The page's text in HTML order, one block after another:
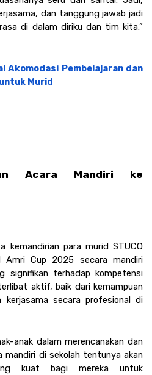
dan tanggung jawab jadi
di dalam diriku dan tim kita.”
Akomodasi Pembelajaran dan
Murid
Acara Mandiri ke
kemandirian para murid STUCO
Amri Cup 2025 secara mandiri
signifikan terhadap kompetensi
aktif, baik dari kemampuan
kerjasama secara profesional di
anak dalam merencanakan dan
mandiri di sekolah tentunya akan
kuat bagi mereka untuk